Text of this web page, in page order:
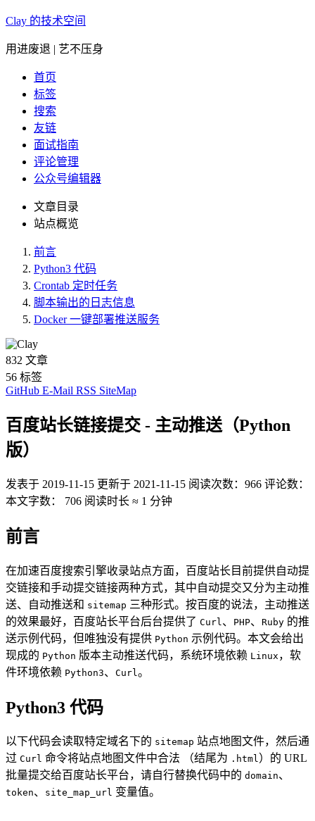
Clay 的技术空间
用进废退 | 艺不压身
首页
标签
搜索
友链
面试指南
评论管理
公众号编辑器
文章目录
站点概览
前言
Python3 代码
Crontab 定时任务
脚本输出的日志信息
Docker 一键部署推送服务
832 文章
56 标签
GitHub E-Mail RSS SiteMap
百度站长链接提交 - 主动推送（Python
版）
发表于 2019-11-15 更新于 2021-11-15 阅读次数： 966 评论数：
本文字数：
706 阅读时长 ≈ 1 分钟
前言
在加速百度搜索引擎收录站点方面，百度站长目前提供自动提
交链接和手动提交链接两种方式，其中自动提交又分为主动推
送、自动推送和 sitemap 三种形式。按百度的说法，主动推送
的效果最好，百度站长平台后台提供了 Curl 、 PHP、 Ruby 的推
送示例代码，但唯独没有提供 Python 示例代码。本文会给出
现成的 Python 版本主动推送代码，系统环境依赖 Linux ，软
件环境依赖 Python3、 Curl 。
Python3 代码
以下代码会读取特定域名下的 sitemap 站点地图文件，然后通
过 Curl 命令将站点地图文件中合法 （结尾为 .html）的 URL
批量提交给百度站长平台，请自行替换代码中的 domain、
token、 site_map_url 变量值。